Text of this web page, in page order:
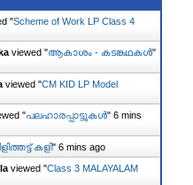
"Scheme of Work LP Class 4
viewed "ആകാശം - കടങ്കഥകൾ"
viewed "CM KID LP Model
"പലഹാരപ്പാട്ടുകൾ" 6 mins
കളി" 6 mins ago
viewed "Class 3 MALAYALAM